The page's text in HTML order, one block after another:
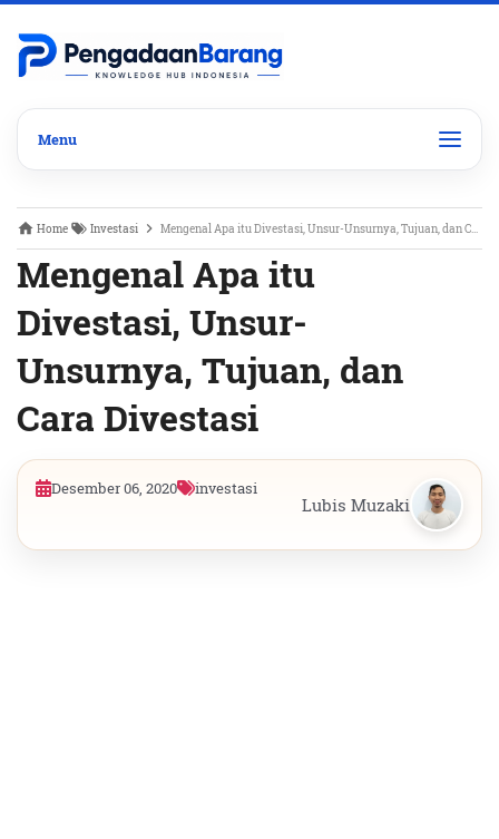
Home Investasi Mengenal Apa itu Divestasi, Unsur-Unsurnya, Tujuan, dan Cara Divestasi
Mengenal Apa itu
Divestasi, Unsur-
Unsurnya, Tujuan, dan
Cara Divestasi
Desember 06, 2020 investasi
Lubis Muzaki